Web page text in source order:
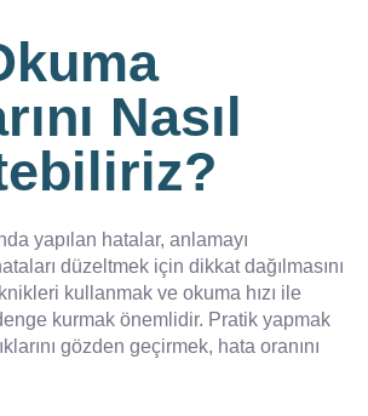
Nasıl
yapılan hatalar, anlamayı
düzeltmek için dikkat dağılmasını
kullanmak ve okuma hızı ile
kurmak önemlidir. Pratik yapmak
gözden geçirmek, hata oranını